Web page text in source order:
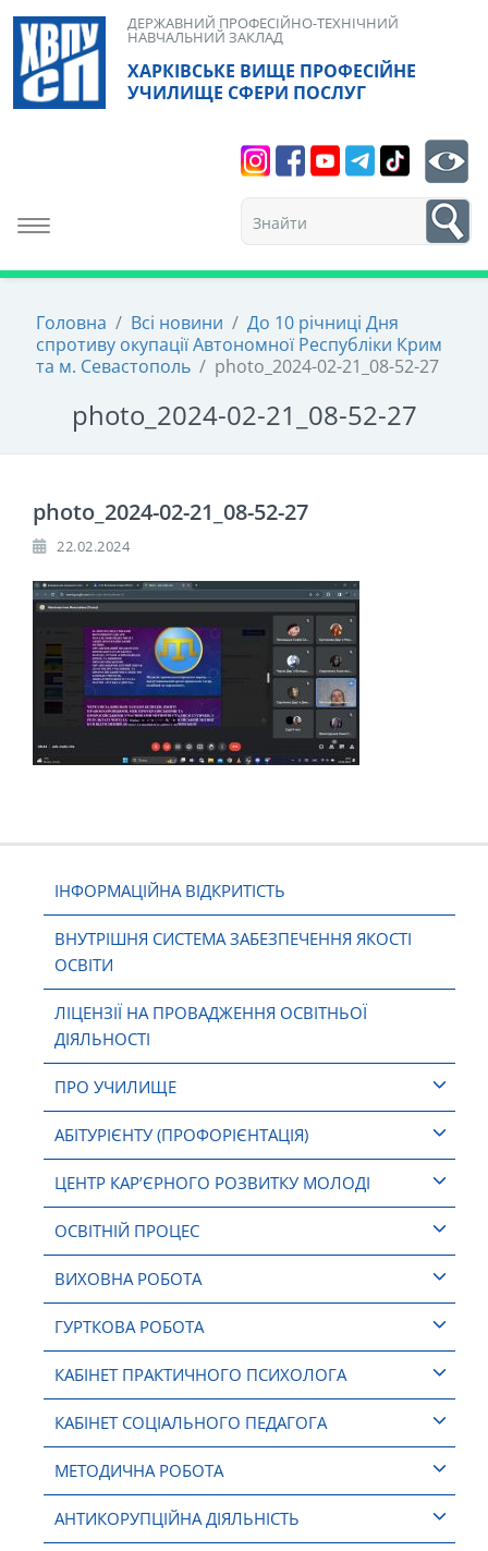
Skip
content
ХАРКІВСЬКЕ ВИЩЕ ПРОФЕСІЙНЕ
УЧИЛИЩЕ СФЕРИ ПОСЛУГ
ДЕРЖАВНИЙ ПРОФЕСІЙНО-ТЕХНІЧНИЙ
НАВЧАЛЬНИЙ ЗАКЛАД
Toggle navigation
1
Головна / Всі новини / До 10 річниці Дня
спротиву окупації Автономної Республіки Крим
та м. Севастополь / photo_2024-02-21_08-52-27
photo_2024-02-21_08-52-27
ІНФОРМАЦІЙНА ВІДКРИТІСТЬ
ВНУТРІШНЯ СИСТЕМА ЗАБЕЗПЕЧЕННЯ ЯКОСТІ
ОСВІТИ
ЛІЦЕНЗІЇ НА ПРОВАДЖЕННЯ ОСВІТНЬОЇ
ДІЯЛЬНОСТІ
ПРО УЧИЛИЩЕ
АБІТУРІЄНТУ (ПРОФОРІЄНТАЦІЯ)
ЦЕНТР КАР’ЄРНОГО РОЗВИТКУ МОЛОДІ
ОСВІТНІЙ ПРОЦЕС
ВИХОВНА РОБОТА
ГУРТКОВА РОБОТА
КАБІНЕТ ПРАКТИЧНОГО ПСИХОЛОГА
КАБІНЕТ СОЦІАЛЬНОГО ПЕДАГОГА
МЕТОДИЧНА РОБОТА
АНТИКОРУПЦІЙНА ДІЯЛЬНІСТЬ
photo_2024-02-21_08-52-27
22.02.2024